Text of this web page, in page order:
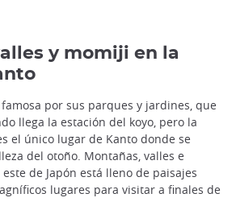
y momiji en la
por sus parques y jardines, que
llega la estación del koyo, pero la
el único lugar de Kanto donde se
del otoño. Montañas, valles e
de Japón está lleno de paisajes
lugares para visitar a finales de